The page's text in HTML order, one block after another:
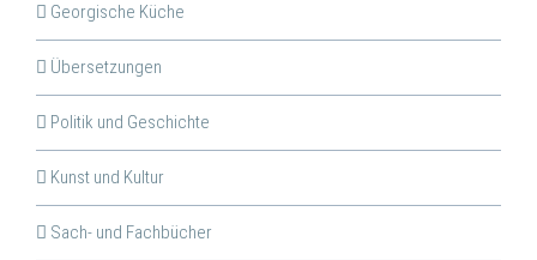
Georgische Küche
Übersetzungen
Politik und Geschichte
Kunst und Kultur
Sach- und Fachbücher